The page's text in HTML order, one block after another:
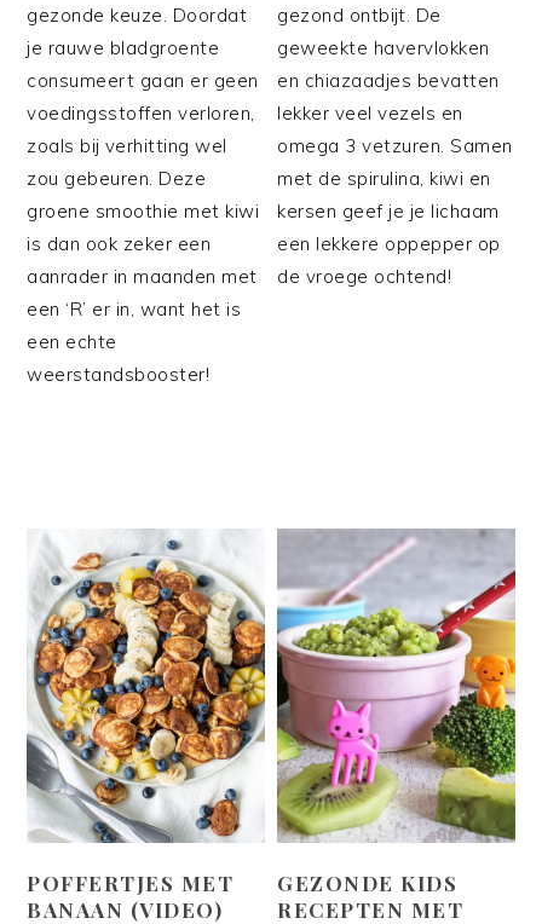
gezonde keuze. Doordat
je rauwe bladgroente
consumeert gaan er geen
voedingsstoffen verloren,
zoals bij verhitting wel
zou gebeuren. Deze
groene smoothie met kiwi
is dan ook zeker een
aanrader in maanden met
een ‘R’ er in, want het is
een echte
weerstandsbooster!
gezond ontbijt. De
geweekte havervlokken
en chiazaadjes bevatten
lekker veel vezels en
omega 3 vetzuren. Samen
met de spirulina, kiwi en
kersen geef je je lichaam
een lekkere oppepper op
de vroege ochtend!
POFFERTJES MET
BANAAN (VIDEO)
GEZONDE KIDS
RECEPTEN MET